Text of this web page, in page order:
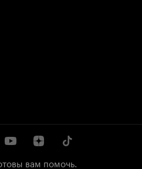
вам помочь.